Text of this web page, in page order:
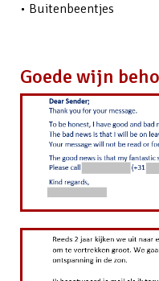
• Buitenbeentjes
Goede wijn